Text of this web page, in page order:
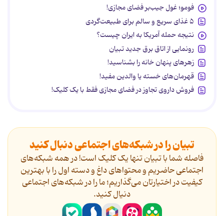
فومو؛ غول جیب‌بر فضای مجازی!
۵ غذای سریع و سالم برای طبیعت‌گردی
نتیجه حمله آمریکا به ایران چیست؟
رونمایی از اتاق برق جدید تبیان
زهرهای پنهان خانه را بشناسید!
قهرمان‌های خسته یا والدین مفید!
فروش داروی تجاوز در فضای مجازی فقط با یک کلیک!
تبیان را در شبکه‌های اجتماعی دنبال کنید
فاصله شما با تبیان تنها یک کلیک است! در همه شبکه‌های
اجتماعی حاضریم و محتواهای داغ و دسته اول را با بهترین
کیفیت در اختیارتان می‌گذاریم؛ ما را در شبکه‌های اجتماعی
دنیال کنید.